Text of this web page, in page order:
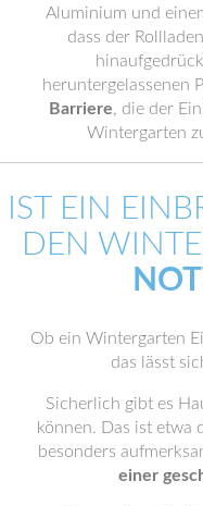
Aluminium und
dass der
heruntergelassenen
Barriere, die der
Wintergarten
IST EIN
DEN
Ob ein Wintergarten
das lässt
Sicherlich gibt es
können. Das ist etwa
besonders
einer